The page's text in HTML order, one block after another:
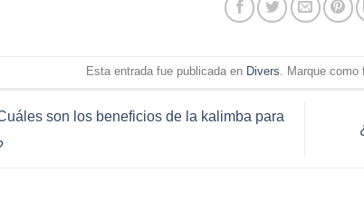
Esta entrada fue publicada en Divers. Marque como
son los beneficios de la kalimba para